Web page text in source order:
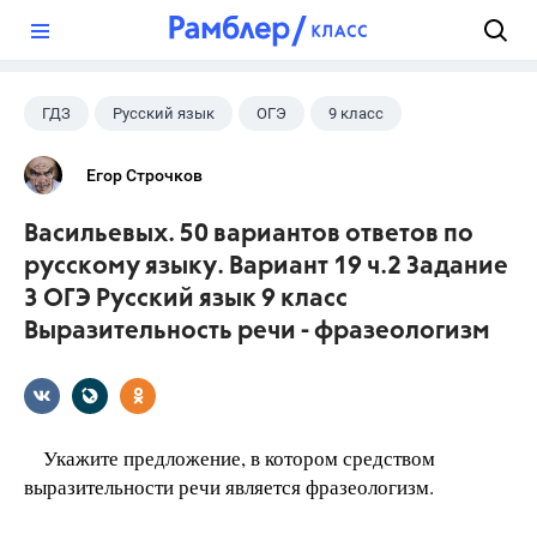
ГДЗ Русский язык ОГЭ 9 класс
+1
Егор Строчков
Васильевых. 50 вариантов ответов по
русскому языку. Вариант 19 ч.2 Задание
3 ОГЭ Русский язык 9 класс
Выразительность речи - фразеологизм
Укажите предложение, в котором средством
выразительности речи является фразеологизм.